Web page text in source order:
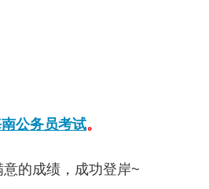
公务员考试。
的成绩，成功登岸~